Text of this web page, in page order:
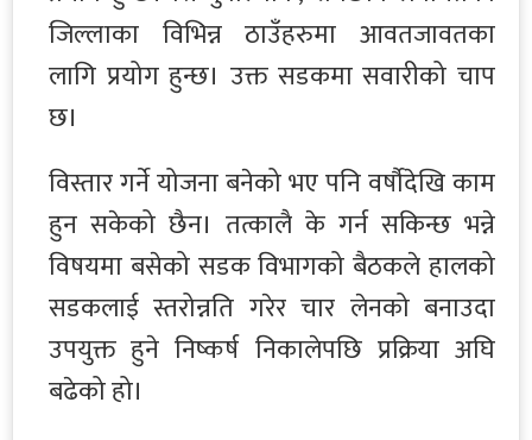
जिल्लाका विभिन्न ठाउँहरुमा आवतजावतका
लागि प्रयोग हुन्छ। उक्त सडकमा सवारीको चाप
छ।
विस्तार गर्ने योजना बनेको भए पनि वर्षौदेखि काम
हुन सकेको छैन। तत्कालै के गर्न सकिन्छ भन्ने
विषयमा बसेको सडक विभागको बैठकले हालको
सडकलाई स्तरोन्नति गरेर चार लेनको बनाउदा
उपयुक्त हुने निष्कर्ष निकालेपछि प्रक्रिया अघि
बढेको हो।